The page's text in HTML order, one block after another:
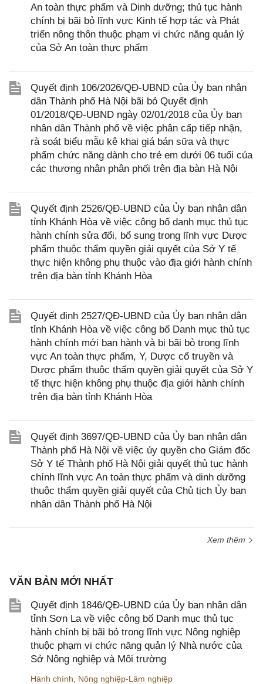
An toàn thực phẩm và Dinh dưỡng; thủ tục hành
chính bị bãi bỏ lĩnh vực Kinh tế hợp tác và Phát
triển nông thôn thuộc phạm vi chức năng quản lý
của Sở An toàn thực phẩm
Quyết định 106/2026/QĐ-UBND của Ủy ban nhân
dân Thành phố Hà Nội bãi bỏ Quyết định
01/2018/QĐ-UBND ngày 02/01/2018 của Ủy ban
nhân dân Thành phố về việc phân cấp tiếp nhận,
rà soát biểu mẫu kê khai giá bán sữa và thực
phẩm chức năng dành cho trẻ em dưới 06 tuổi của
các thương nhân phân phối trên địa bàn Hà Nội
Quyết định 2526/QĐ-UBND của Ủy ban nhân dân
tỉnh Khánh Hòa về việc công bố danh mục thủ tục
hành chính sửa đổi, bổ sung trong lĩnh vực Dược
phẩm thuộc thẩm quyền giải quyết của Sở Y tế
thực hiện không phụ thuộc vào địa giới hành chính
trên địa bàn tỉnh Khánh Hòa
Quyết định 2527/QĐ-UBND của Ủy ban nhân dân
tỉnh Khánh Hòa về việc công bố Danh mục thủ tục
hành chính mới ban hành và bị bãi bỏ trong lĩnh
vực An toàn thực phẩm, Y, Dược cổ truyền và
Dược phẩm thuộc thẩm quyền giải quyết của Sở Y
tế thực hiện không phụ thuộc địa giới hành chính
trên địa bàn tỉnh Khánh Hòa
Quyết định 3697/QĐ-UBND của Ủy ban nhân dân
Thành phố Hà Nội về việc ủy quyền cho Giám đốc
Sở Y tế Thành phố Hà Nội giải quyết thủ tục hành
chính lĩnh vực An toàn thực phẩm và dinh dưỡng
thuộc thẩm quyền giải quyết của Chủ tịch Ủy ban
nhân dân Thành phố Hà Nội
Xem thêm
VĂN BẢN MỚI NHẤT
Quyết định 1846/QĐ-UBND của Ủy ban nhân dân
tỉnh Sơn La về việc công bố Danh mục thủ tục
hành chính bị bãi bỏ trong lĩnh vực Nông nghiệp
thuộc phạm vi chức năng quản lý Nhà nước của
Sở Nông nghiệp và Môi trường
Hành chính Nông nghiệp-Lâm nghiệp